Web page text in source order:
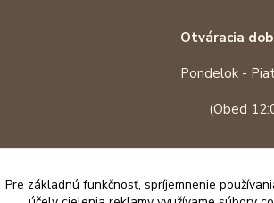
Otváracia
Pondelok -
(Obed
Pre základnú funkčnosť, spríjemnenie